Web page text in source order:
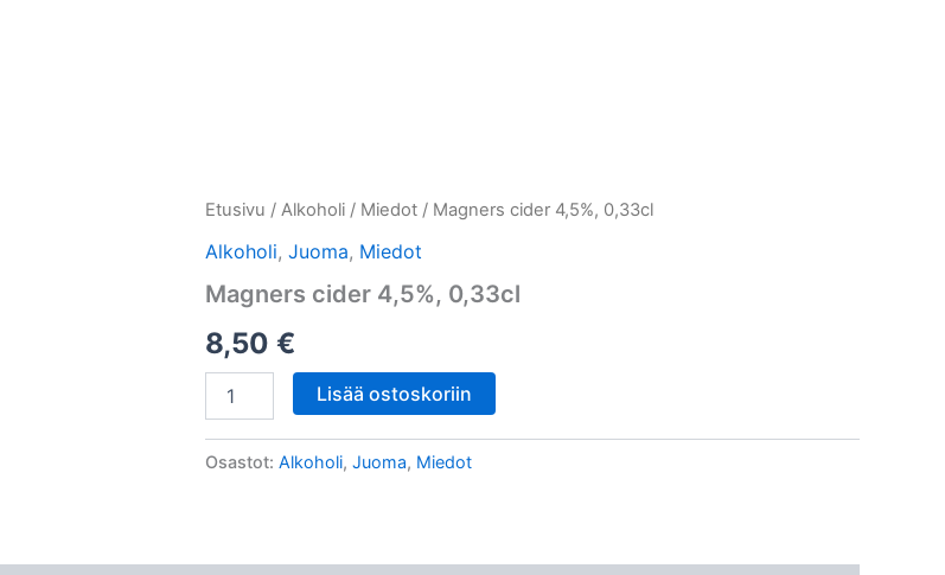
Etusivu / Alkoholi / Miedot / Magners cider 4,5%, 0,33cl
Alkoholi, Juoma, Miedot
Magners cider 4,5%, 0,33cl
8,50 €
Magners
4,5%,
määrä
Lisää ostoskoriin
Osastot: Alkoholi, Juoma, Miedot